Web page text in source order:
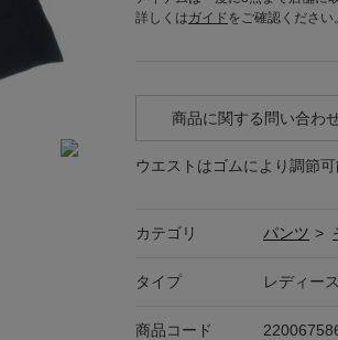
詳しくはガイド をご確認ください。
商品に関する問い合わ
ウエストはゴムにより調節可
カテゴリ パンツ >
タイプ レディース
商品コード